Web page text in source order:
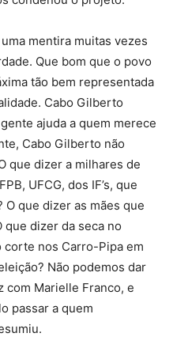
mentira muitas vezes
Que bom que o povo
tão bem representada
Cabo Gilberto
ajuda a quem merece
Cabo Gilberto não
que dizer a milhares de
UFCG, dos IF’s, que
que dizer as mães que
dizer da seca no
corte nos Carro-Pipa em
Não podemos dar
com Marielle Franco, e
passar a quem